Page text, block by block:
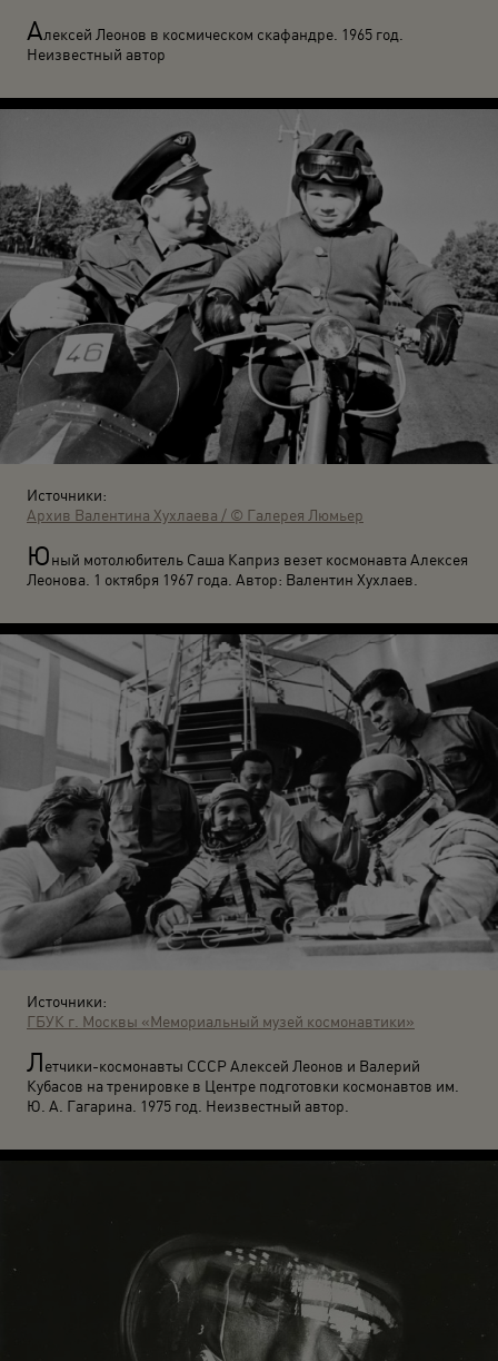
Алексей Леонов в космическом скафандре. 1965 год.
Неизвестный автор
Источники:
Архив Валентина Хухлаева / © Галерея Люмьер
Юный мотолюбитель Саша Каприз везет космонавта Алексея
Леонова. 1 октября 1967 года. Автор: Валентин Хухлаев.
Источники:
ГБУК г. Москвы «Мемориальный музей космонавтики»
Летчики-космонавты СССР Алексей Леонов и Валерий
Кубасов на тренировке в Центре подготовки космонавтов им.
Ю. А. Гагарина. 1975 год. Неизвестный автор.